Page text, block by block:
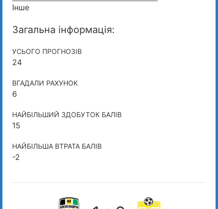
Інше
Загальна інформація:
УСЬОГО ПРОГНОЗІВ
24
ВГАДАЛИ РАХУНОК
6
НАЙБІЛЬШИЙ ЗДОБУТОК БАЛІВ
15
НАЙБІЛЬША ВТРАТА БАЛІВ
-2